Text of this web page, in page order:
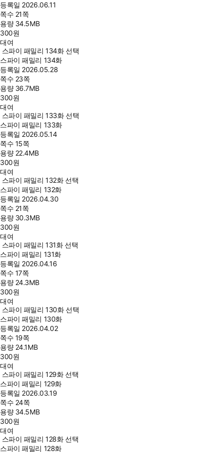
등록일 2026.06.11
쪽수 21쪽
용량 34.5MB
300원
대여
스파이 패밀리 134화 선택
스파이 패밀리 134화
등록일 2026.05.28
쪽수 23쪽
용량 36.7MB
300원
대여
스파이 패밀리 133화 선택
스파이 패밀리 133화
등록일 2026.05.14
쪽수 15쪽
용량 22.4MB
300원
대여
스파이 패밀리 132화 선택
스파이 패밀리 132화
등록일 2026.04.30
쪽수 21쪽
용량 30.3MB
300원
대여
스파이 패밀리 131화 선택
스파이 패밀리 131화
등록일 2026.04.16
쪽수 17쪽
용량 24.3MB
300원
대여
스파이 패밀리 130화 선택
스파이 패밀리 130화
등록일 2026.04.02
쪽수 19쪽
용량 24.1MB
300원
대여
스파이 패밀리 129화 선택
스파이 패밀리 129화
등록일 2026.03.19
쪽수 24쪽
용량 34.5MB
300원
대여
스파이 패밀리 128화 선택
스파이 패밀리 128화